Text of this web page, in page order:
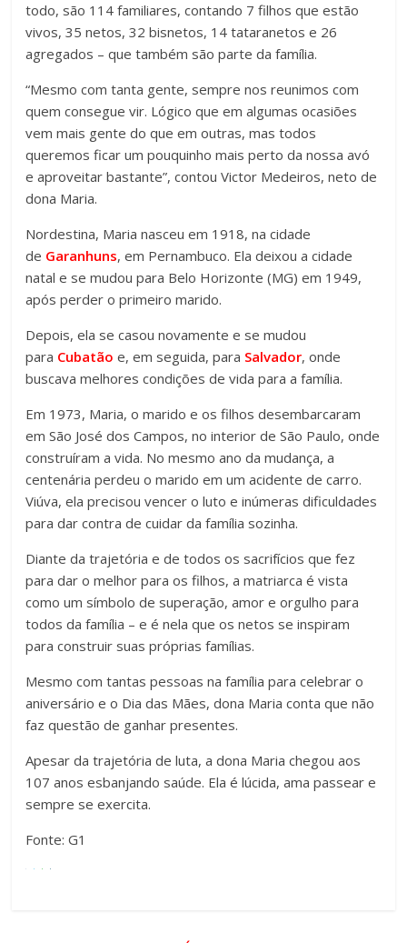
todo, são 114 familiares, contando 7 filhos que estão
vivos, 35 netos, 32 bisnetos, 14 tataranetos e 26
agregados – que também são parte da família.
“Mesmo com tanta gente, sempre nos reunimos com
quem consegue vir. Lógico que em algumas ocasiões
vem mais gente do que em outras, mas todos
queremos ficar um pouquinho mais perto da nossa avó
e aproveitar bastante”, contou Victor Medeiros, neto de
dona Maria.
Nordestina, Maria nasceu em 1918, na cidade
de Garanhuns, em Pernambuco. Ela deixou a cidade
natal e se mudou para Belo Horizonte (MG) em 1949,
após perder o primeiro marido.
Depois, ela se casou novamente e se mudou
para Cubatão e, em seguida, para Salvador, onde
buscava melhores condições de vida para a família.
Em 1973, Maria, o marido e os filhos desembarcaram
em São José dos Campos, no interior de São Paulo, onde
construíram a vida. No mesmo ano da mudança, a
centenária perdeu o marido em um acidente de carro.
Viúva, ela precisou vencer o luto e inúmeras dificuldades
para dar contra de cuidar da família sozinha.
Diante da trajetória e de todos os sacrifícios que fez
para dar o melhor para os filhos, a matriarca é vista
como um símbolo de superação, amor e orgulho para
todos da família – e é nela que os netos se inspiram
para construir suas próprias famílias.
Mesmo com tantas pessoas na família para celebrar o
aniversário e o Dia das Mães, dona Maria conta que não
faz questão de ganhar presentes.
Apesar da trajetória de luta, a dona Maria chegou aos
107 anos esbanjando saúde. Ela é lúcida, ama passear e
sempre se exercita.
Fonte: G1